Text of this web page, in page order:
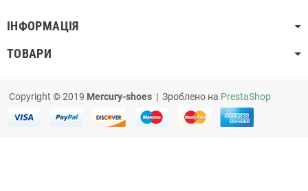
ІНФОРМАЦІЯ
ТОВАРИ
Copyright © 2019 Mercury-shoes | Зроблено на PrestaShop